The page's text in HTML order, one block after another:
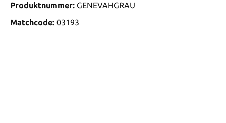
Produktnummer: GENEVAHGRAU
Matchcode: 03193